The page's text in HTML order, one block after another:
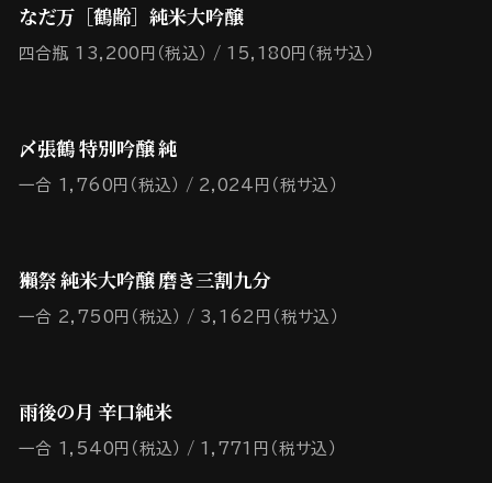
なだ万［鶴齢］純米大吟醸
四合瓶 13,200円（税込） 15,180円（税サ込）
〆張鶴 特別吟醸 純
一合 1,760円（税込） 2,024円（税サ込）
獺祭 純米大吟醸 磨き三割九分
一合 2,750円（税込） 3,162円（税サ込）
雨後の月 辛口純米
一合 1,540円（税込） 1,771円（税サ込）